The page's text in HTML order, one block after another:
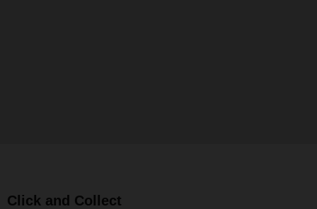
Click and Collect